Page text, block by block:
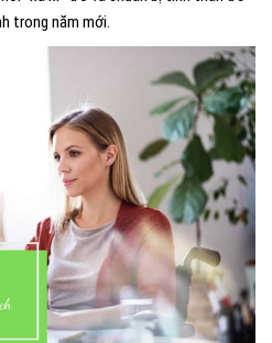
trong năm mới.